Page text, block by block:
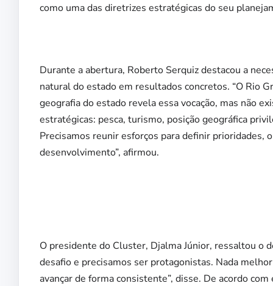
como uma das diretrizes estratégicas do seu
Durante a abertura, Roberto Serquiz destacou a
natural do estado em resultados concretos. “O Rio
geografia do estado revela essa vocação, mas não
estratégicas: pesca, turismo, posição geográfica
Precisamos reunir esforços para definir
desenvolvimento”, afirmou.
O presidente do Cluster, Djalma Júnior, ressaltou o
desafio e precisamos ser protagonistas. Nada
avançar de forma consistente”, disse. De acordo